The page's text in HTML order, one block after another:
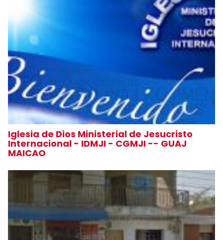
Iglesia de Dios Ministerial de Jesucristo
Internacional - IDMJI - CGMJI -- GUAJ
MAICAO